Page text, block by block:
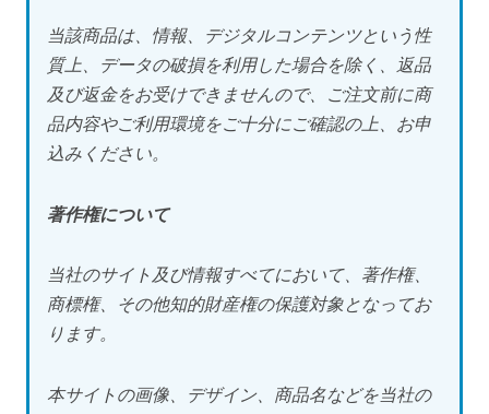
当該商品は、情報、デジタルコンテンツという性
質上、データの破損を利用した場合を除く、返品
及び返金をお受けできませんので、ご注文前に商
品内容やご利用環境をご十分にご確認の上、お申
込みください。
著作権について
当社のサイト及び情報すべてにおいて、著作権、
商標権、その他知的財産権の保護対象となってお
ります。
本サイトの画像、デザイン、商品名などを当社の